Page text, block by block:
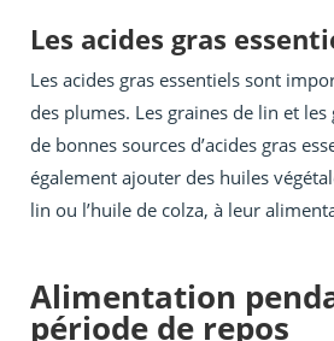
Les acides gras
Les acides gras essentiels sont
des plumes. Les graines de lin et
de bonnes sources d’acides gras
également ajouter des huiles
lin ou l’huile de colza, à leur
Alimentation
période de repos